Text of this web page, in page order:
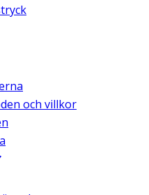
och villkor